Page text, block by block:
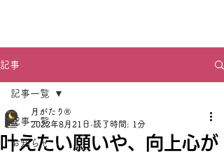
記事
記事一覧
お知らせ
記事一覧
叶えたい願いや、向上心が
月がたり®
2022年8月21日 読了時間: 1分